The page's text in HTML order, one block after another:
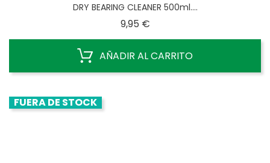
DRY BEARING CLEANER 500ml....
9,95 €Precio
AÑADIR AL CARRITO
FUERA DE STOCK